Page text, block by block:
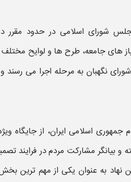
شورای اسلامی در حدود مقرر
های جامعه، طرح ها و لوایح مختلف
نگهبان به مرحله اجرا می رسند و
جمهوری اسلامی ایران، از جایگاه
و بیانگر مشارکت مردم در فرایند
به عنوان یکی از مهم ترین